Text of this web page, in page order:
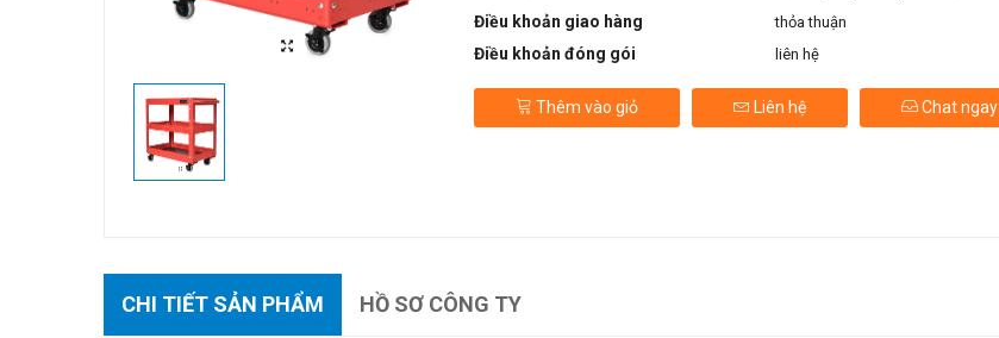
Điều khoản giao hàng thỏa thuận
Điều khoản đóng gói liên hệ
Thêm vào giỏ Liên hệ Chat ngay
CHI TIẾT SẢN PHẨM HỒ SƠ CÔNG TY